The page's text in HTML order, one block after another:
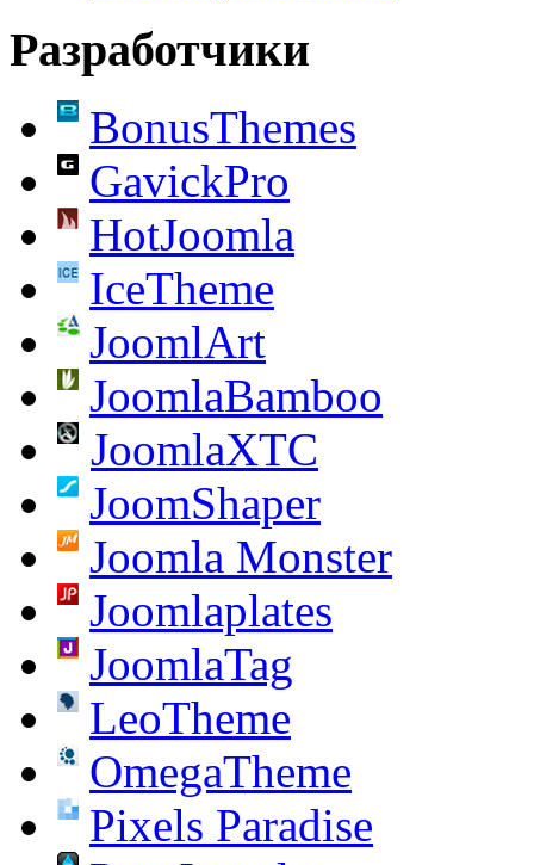
Разработчики
BonusThemes
GavickPro
HotJoomla
IceTheme
JoomlArt
JoomlaBamboo
JoomlaXTC
JoomShaper
Joomla Monster
Joomlaplates
JoomlaTag
LeoTheme
OmegaTheme
Pixels Paradise